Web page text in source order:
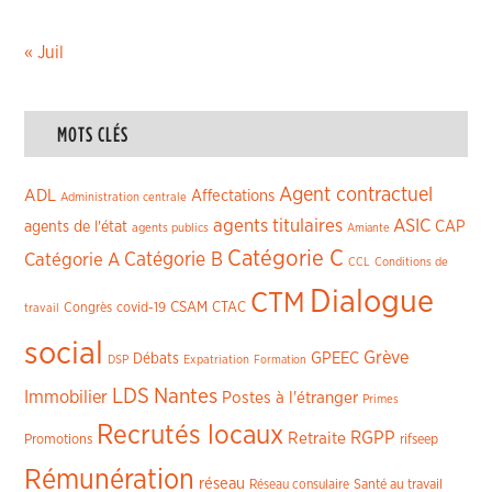
« Juil
MOTS CLÉS
ADL Administration centrale Affectations Agent contractuel
agents de l'état agents publics agents titulaires Amiante ASIC CAP
Catégorie A Catégorie B Catégorie C CCL Conditions de
travail Congrès covid-19 CSAM CTAC CTM Dialogue
social
DSP Débats Expatriation Formation GPEEC Grève
Immobilier LDS Nantes Postes à l'étranger Primes
Promotions Recrutés locaux Retraite RGPP rifseep
Rémunération réseau Réseau consulaire Santé au travail